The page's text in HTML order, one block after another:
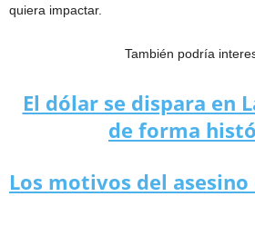
quiera impactar.
También podría
El dólar se dispara en
de forma
Los motivos del asesino